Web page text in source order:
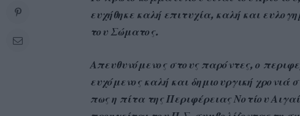
ευχήθηκε καλή επιτυχία, καλή και
του Σώματος.
Απευθυνόμενος στους παρόντες, ο
ευχόμενος καλή και δημιουργική
πως η πίτα της Περιφέρειας Νοτίου